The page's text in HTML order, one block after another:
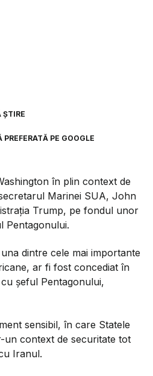
ȘTIRE
PE GOOGLE
în plin context de
Marinei SUA, John
Trump, pe fondul unor
Pentagonului.
dintre cele mai importante
ar fi fost concediat în
șeful Pentagonului,
sensibil, în care Statele
un context de securitate tot
Iranul.